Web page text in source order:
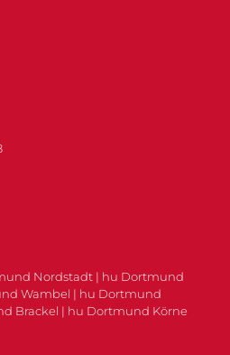
Nordstadt | hu Dortmund
Wambel | hu Dortmund
Brackel | hu Dortmund Körne